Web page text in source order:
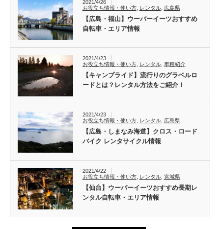
2021/4/26
お役立ち情報・使い方, レンタル, 広島県
【広島・福山】ウーバーイーツおすすめ
自転車・エリア情報
2021/4/23
お役立ち情報・使い方, レンタル, 車種紹介
【キャンプライド】流行りのグラベルロ
ードとは？レンタル方法をご紹介！
2021/4/23
お役立ち情報・使い方, レンタル, 広島県
【広島・しまなみ海道】クロス・ロード
バイク レンタサイクル情報
2021/4/22
お役立ち情報・使い方, レンタル, 宮城県
【仙台】ウーバーイーツおすすめ長期レ
ンタル自転車・エリア情報